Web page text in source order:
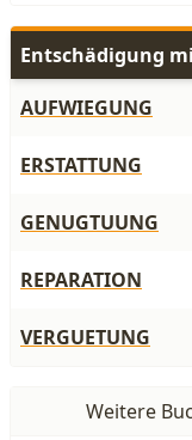
Entschädigung
AUFWIEGUNG
ERSTATTUNG
GENUGTUUNG
REPARATION
VERGUETUNG
Weitere